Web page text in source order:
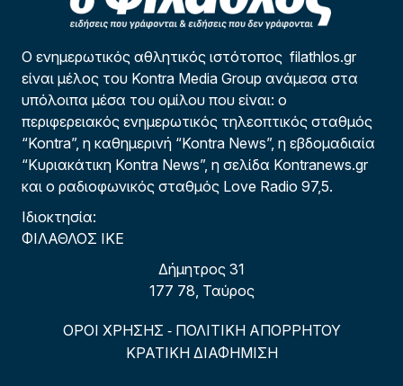
Ο ενημερωτικός αθλητικός ιστότοπος filathlos.gr
είναι μέλος του Kontra Media Group ανάμεσα στα
υπόλοιπα μέσα του ομίλου που είναι: ο
περιφερειακός ενημερωτικός τηλεοπτικός σταθμός
“Kontra”, η καθημερινή “Kontra News”, η εβδομαδιαία
“Κυριακάτικη Kontra News”, η σελίδα Kontranews.gr
και ο ραδιοφωνικός σταθμός Love Radio 97,5.
Ιδιοκτησία:
ΦΙΛΑΘΛΟΣ ΙΚΕ
Δήμητρος 31
177 78, Ταύρος
ΟΡΟΙ ΧΡΗΣΗΣ - ΠΟΛΙΤΙΚΗ ΑΠΟΡΡΗΤΟΥ
ΚΡΑΤΙΚΗ ΔΙΑΦΗΜΙΣΗ